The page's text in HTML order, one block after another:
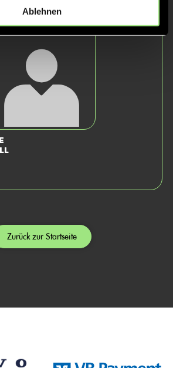
Ablehnen
Hannah
Schwerdtfeger
Zurück zur Startseite